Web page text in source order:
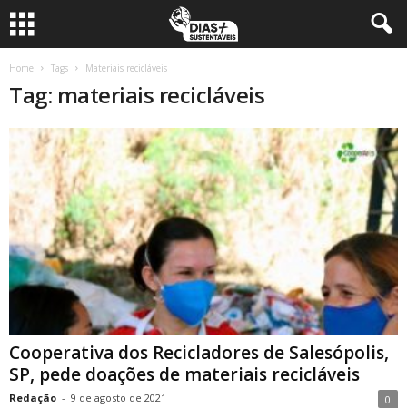
Home Tags Materiais recicláveis
Tag: materiais recicláveis
Cooperativa dos Recicladores de Salesópolis,
SP, pede doações de materiais recicláveis
Redação - 9 de agosto de 2021 0